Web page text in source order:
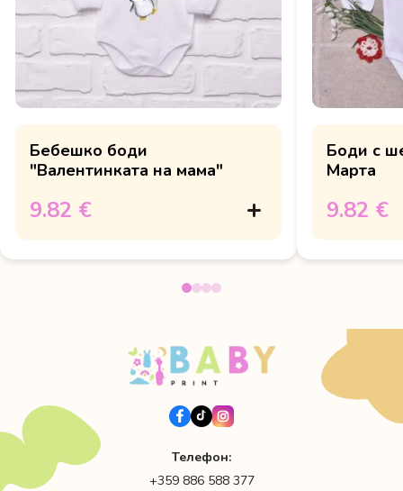
Бебешко боди
"Валентинката на мама"
9.82 €
Боди с
Марта
9.82 €
Телефон:
+359 886 588 377